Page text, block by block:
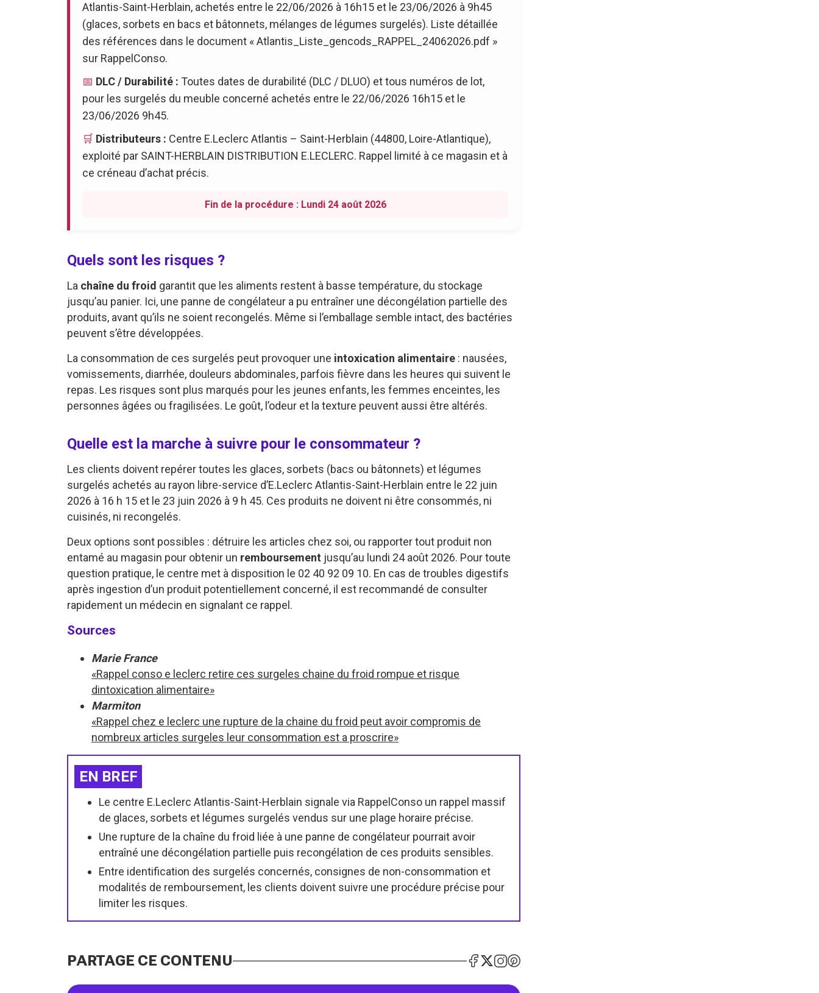
Atlantis-Saint-Herblain, achetés entre le 22/06/2026 à 16h15 et le 23/06/2026 à 9h45
(glaces, sorbets en bacs et bâtonnets, mélanges de légumes surgelés). Liste détaillée
des références dans le document « Atlantis_Liste_gencods_RAPPEL_24062026.pdf »
sur RappelConso.
📅 DLC / Durabilité : Toutes dates de durabilité (DLC / DLUO) et tous numéros de lot,
pour les surgelés du meuble concerné achetés entre le 22/06/2026 16h15 et le
23/06/2026 9h45.
🛒 Distributeurs : Centre E.Leclerc Atlantis – Saint-Herblain (44800, Loire-Atlantique),
exploité par SAINT-HERBLAIN DISTRIBUTION E.LECLERC. Rappel limité à ce magasin et à
ce créneau d’achat précis.
Fin de la procédure : Lundi 24 août 2026
Quels sont les risques ?
La chaîne du froid garantit que les aliments restent à basse température, du stockage
jusqu’au panier. Ici, une panne de congélateur a pu entraîner une décongélation partielle des
produits, avant qu’ils ne soient recongelés. Même si l’emballage semble intact, des bactéries
peuvent s’être développées.
La consommation de ces surgelés peut provoquer une intoxication alimentaire : nausées,
vomissements, diarrhée, douleurs abdominales, parfois fièvre dans les heures qui suivent le
repas. Les risques sont plus marqués pour les jeunes enfants, les femmes enceintes, les
personnes âgées ou fragilisées. Le goût, l’odeur et la texture peuvent aussi être altérés.
Quelle est la marche à suivre pour le consommateur ?
Les clients doivent repérer toutes les glaces, sorbets (bacs ou bâtonnets) et légumes
surgelés achetés au rayon libre-service d’E.Leclerc Atlantis-Saint-Herblain entre le 22 juin
2026 à 16 h 15 et le 23 juin 2026 à 9 h 45. Ces produits ne doivent ni être consommés, ni
cuisinés, ni recongelés.
Deux options sont possibles : détruire les articles chez soi, ou rapporter tout produit non
entamé au magasin pour obtenir un remboursement jusqu’au lundi 24 août 2026. Pour toute
question pratique, le centre met à disposition le 02 40 92 09 10. En cas de troubles digestifs
après ingestion d’un produit potentiellement concerné, il est recommandé de consulter
rapidement un médecin en signalant ce rappel.
Sources
Marie France
«Rappel conso e leclerc retire ces surgeles chaine du froid rompue et risque
dintoxication alimentaire»
Marmiton
«Rappel chez e leclerc une rupture de la chaine du froid peut avoir compromis de
nombreux articles surgeles leur consommation est a proscrire»
EN BREF
Le centre E.Leclerc Atlantis-Saint-Herblain signale via RappelConso un rappel massif
de glaces, sorbets et légumes surgelés vendus sur une plage horaire précise.
Une rupture de la chaîne du froid liée à une panne de congélateur pourrait avoir
entraîné une décongélation partielle puis recongélation de ces produits sensibles.
Entre identification des surgelés concernés, consignes de non-consommation et
modalités de remboursement, les clients doivent suivre une procédure précise pour
limiter les risques.
PARTAGE CE CONTENU